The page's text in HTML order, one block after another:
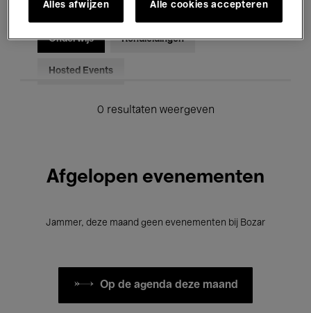
Voor iedereen Kids’ Palace
Onderwijs Rondleidingen
Hosted Events
0 resultaten weergeven
Afgelopen evenementen
Jammer, deze maand geen evenementen bij Bozar
Op de agenda deze maand
Alles afwijzen Alle cookies accepteren